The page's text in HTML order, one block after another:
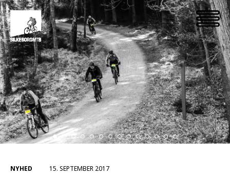
NYHED 15. SEPTEMBER 2017